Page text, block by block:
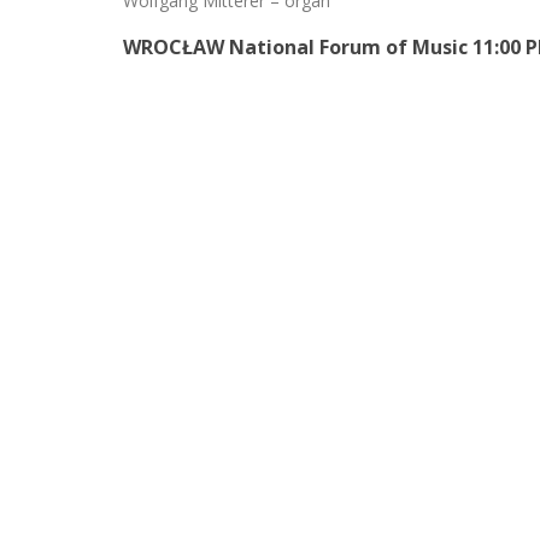
WROCŁAW National Forum of Music 11:00